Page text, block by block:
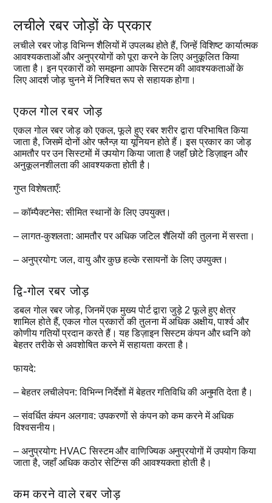
लचीले रबर जोड़ों के प्रकार
लचीले रबर जोड़ विभिन्न शैलियों में उपलब्ध होते हैं, जिन्हें विशिष्ट कार्यात्मक
आवश्यकताओं और अनुप्रयोगों को पूरा करने के लिए अनुकूलित किया
जाता है। इन प्रकारों को समझना आपके सिस्टम की आवश्यकताओं के
लिए आदर्श जोड़ चुनने में निश्चित रूप से सहायक होगा।
एकल गोल रबर जोड़
एकल गोल रबर जोड़ को एकल, फूले हुए रबर शरीर द्वारा परिभाषित किया
जाता है, जिसमें दोनों ओर फ्लैन्ज़ या यूनियन होते हैं। इस प्रकार का जोड़
आमतौर पर उन सिस्टमों में उपयोग किया जाता है जहाँ छोटे डिज़ाइन और
अनुकूलनशीलता की आवश्यकता होती है।
गुप्त विशेषताएँ:
– कॉम्पैक्टनेस: सीमित स्थानों के लिए उपयुक्त।
– लागत-कुशलता: आमतौर पर अधिक जटिल शैलियों की तुलना में सस्ता।
– अनुप्रयोग: जल, वायु और कुछ हल्के रसायनों के लिए उपयुक्त।
द्वि-गोल रबर जोड़
डबल गोल रबर जोड़, जिनमें एक मुख्य पोर्ट द्वारा जुड़े 2 फूले हुए क्षेत्र
शामिल होते हैं, एकल गोल प्रकारों की तुलना में अधिक अक्षीय, पार्श्व और
कोणीय गतियों प्रदान करते हैं। यह डिज़ाइन सिस्टम कंपन और ध्वनि को
बेहतर तरीके से अवशोषित करने में सहायता करता है।
फायदे:
– बेहतर लचीलेपन: विभिन्न निर्देशों में बेहतर गतिविधि की अनुमति देता है।
– संवर्धित कंपन अलगाव: उपकरणों से कंपन को कम करने में अधिक
विश्वसनीय।
– अनुप्रयोग: HVAC सिस्टम और वाणिज्यिक अनुप्रयोगों में उपयोग किया
जाता है, जहाँ अधिक कठोर सेटिंग्स की आवश्यकता होती है।
कम करने वाले रबर जोड़